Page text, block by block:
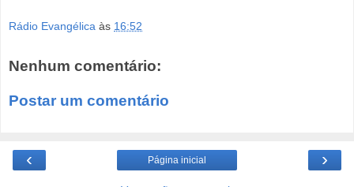
Rádio Evangélica às 16:52
Nenhum comentário:
Postar um comentário
‹ ›
Página inicial